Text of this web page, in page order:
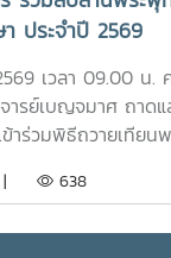
ห้วยโจ้ พร้อมนั่งรถ
ยู่นอกพื้นที่หลักของ
โนโลยี และวิทยาลัย
หลายของศาสตร์ที่มห
รมตามโครงการดัง
ห้องเรียน สร้างเครือ
ทักษะการคิดวิเครา
รั้วมหาวิทยาลัย อันเ
พพยาบาลที่มีคุณธร
ารจากสถานการณ์จ
ภายในมหาวิทยาลัยอ
นิล” ในครั้งนี้ นับว่า
นาระบบการดูแลสุข
อนถึงความมุ่งมั่นใน
บด้าน
ประจำปี 2569
เวลา 09.00 น.
จารย์เบญจมาศ ถา
าร่วมพิธีถวายเทียน
แผ่พืชน์ มหาวิทยาลั
| 638